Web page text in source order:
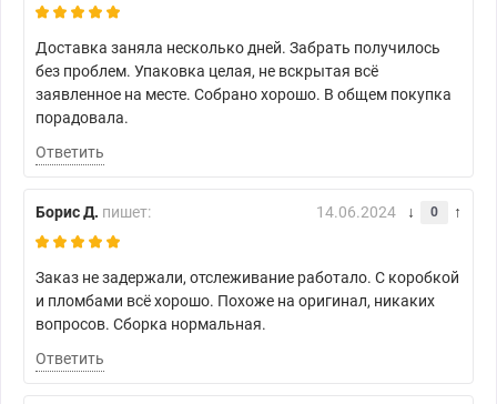
Доставка заняла несколько дней. Забрать получилось
без проблем. Упаковка целая, не вскрытая всё
заявленное на месте. Собрано хорошо. В общем покупка
порадовала.
Ответить
Борис Д. пишет: 14.06.2024 0
Заказ не задержали, отслеживание работало. С коробкой
и пломбами всё хорошо. Похоже на оригинал, никаких
вопросов. Сборка нормальная.
Ответить